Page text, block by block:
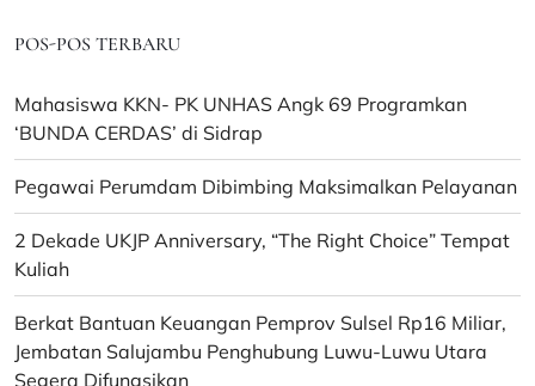
POS-POS TERBARU
Mahasiswa KKN- PK UNHAS Angk 69 Programkan
‘BUNDA CERDAS’ di Sidrap
Pegawai Perumdam Dibimbing Maksimalkan Pelayanan
2 Dekade UKJP Anniversary, “The Right Choice” Tempat
Kuliah
Berkat Bantuan Keuangan Pemprov Sulsel Rp16 Miliar,
Jembatan Salujambu Penghubung Luwu-Luwu Utara
Segera Difungsikan